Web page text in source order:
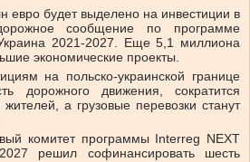
евро будет выделено на инвестиции в
сообщение по программе
2021-2027. Еще 5,1 миллиона
экономические проекты.
на польско-украинской границе
дорожного движения, сократится
а грузовые перевозки станут
комитет программы Interreg NEXT
решил софинансировать шесть